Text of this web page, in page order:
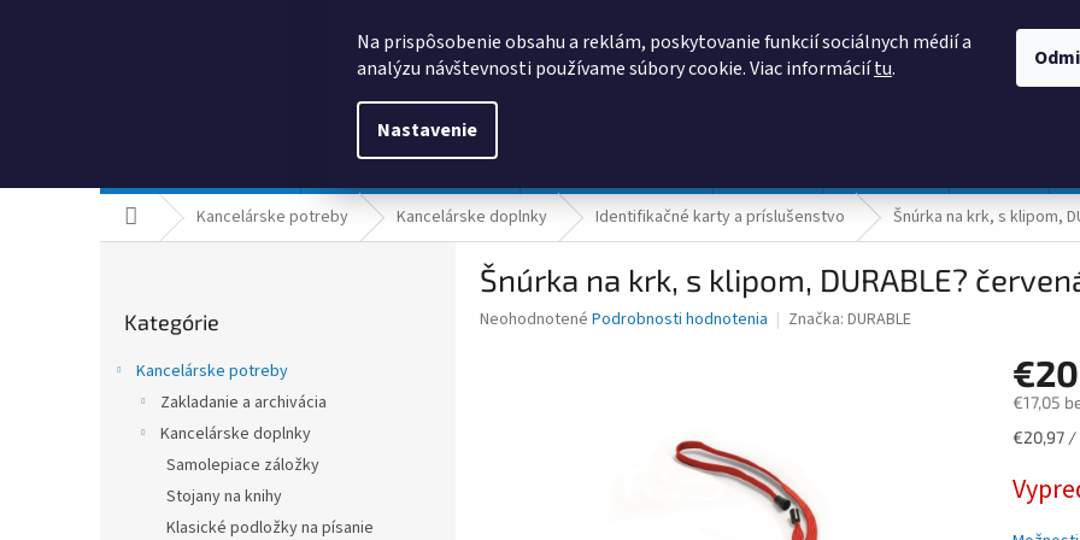
Na prispôsobenie obsahu a reklám, poskytovanie funkcií sociálnych médií a
analýzu návštevnosti používame súbory cookie. Viac informáciítu.
Nastavenie
DomovKancelárske potreby Kancelárske doplnky Identifikačné karty a príslušenstvo Šnúrka na krk, s klipom,
kategórie
Kategórie
Kancelárske potreby
Zakladanie a archivácia
Kancelárske doplnky
Samolepiace záložky
Stojany na knihy
Klasické podložky na písanie
Šnúrka na krk, s klipom, DURABLE?
Priemerné
Neohodnotené Podrobnosti hodnotenia Značka: DURABLE
€17,05
€20,97 /